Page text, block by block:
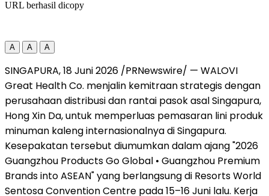
URL berhasil dicopy
A A A
SINGAPURA, 18 Juni 2026 /PRNewswire/ — WALOVI
Great Health Co. menjalin kemitraan strategis dengan
perusahaan distribusi dan rantai pasok asal Singapura,
Hong Xin Da, untuk memperluas pemasaran lini produk
minuman kaleng internasionalnya di Singapura.
Kesepakatan tersebut diumumkan dalam ajang "2026
Guangzhou Products Go Global • Guangzhou Premium
Brands into ASEAN" yang berlangsung di Resorts World
Sentosa Convention Centre pada 15–16 Juni lalu. Kerja